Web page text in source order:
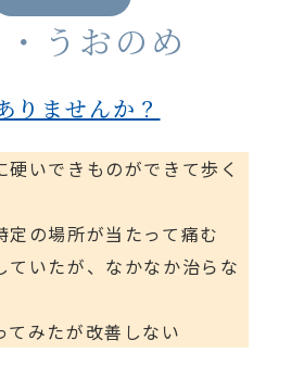
うおのめ
りませんか？
硬いできものができて歩く
定の場所が当たって痛む
ていたが、なかなか治らな
てみたが改善しない